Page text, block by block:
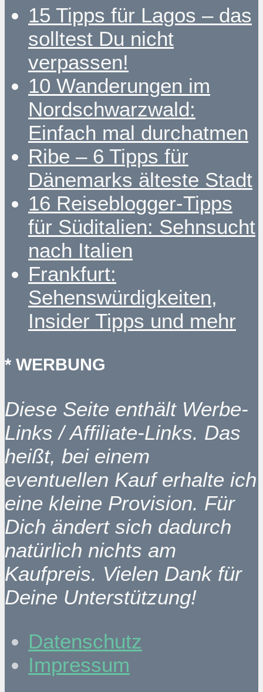
15 Tipps für Lagos – das
solltest Du nicht
verpassen!
10 Wanderungen im
Nordschwarzwald:
Einfach mal durchatmen
Ribe – 6 Tipps für
Dänemarks älteste Stadt
16 Reiseblogger-Tipps
für Süditalien: Sehnsucht
nach Italien
Frankfurt:
Sehenswürdigkeiten,
Insider Tipps und mehr
* WERBUNG
Diese Seite enthält Werbe-
Links / Affiliate-Links. Das
heißt, bei einem
eventuellen Kauf erhalte ich
eine kleine Provision. Für
Dich ändert sich dadurch
natürlich nichts am
Kaufpreis. Vielen Dank für
Deine Unterstützung!
Datenschutz
Impressum